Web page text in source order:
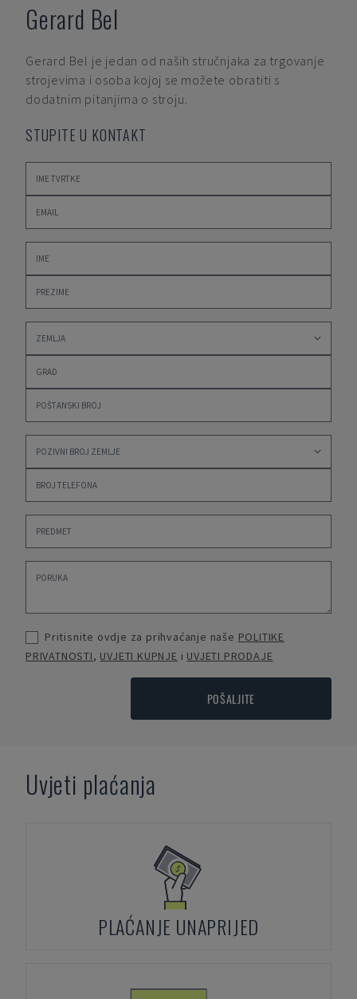
Gerard Bel
Gerard Bel je jedan od naših stručnjaka za trgovanje
strojevima i osoba kojoj se možete obratiti s
dodatnim pitanjima o stroju.
STUPITE U KONTAKT
Pritisnite ovdje za prihvaćanje naše POLITIKE
PRIVATNOSTI, UVJETI KUPNJE i UVJETI PRODAJE
POŠALJITE
Uvjeti plaćanja
PLAĆANJE UNAPRIJED